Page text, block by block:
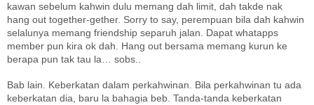
kawan sebelum kahwin dulu memang dah limit, dah takde nak
hang out together-gether. Sorry to say, perempuan bila dah kahwin
selalunya memang friendship separuh jalan. Dapat whatapps
member pun kira ok dah. Hang out bersama memang kurun ke
berapa pun tak tau la… sobs..
Bab lain. Keberkatan dalam perkahwinan. Bila perkahwinan tu ada
keberkatan dia, baru la bahagia beb. Tanda-tanda keberkatan